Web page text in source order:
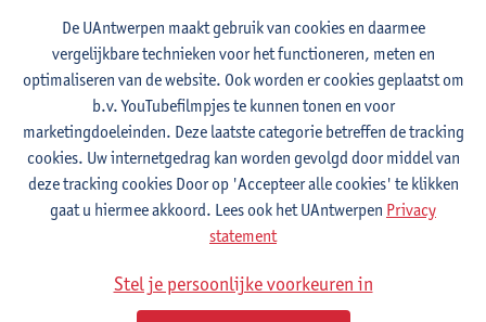
Aanvullingen in anesthesie-reanimatie,
deel 1
Master in de specialistische geneeskunde: anesthesie-
reanimatie
Probleemoplossend vermogen in
anesthesie-reanimatie, deel 1
reanimatie
De UAntwerpen maakt gebruik van cookies en daarmee
vergelijkbare technieken voor het functioneren, meten en
optimaliseren van de website. Ook worden er cookies geplaatst om
b.v. YouTubefilmpjes te kunnen tonen en voor
marketingdoeleinden. Deze laatste categorie betreffen de tracking
cookies. Uw internetgedrag kan worden gevolgd door middel van
deze tracking cookies Door op 'Accepteer alle cookies' te klikken
gaat u hiermee akkoord. Lees ook het UAntwerpen Privacy
statement
Stel je persoonlijke voorkeuren in